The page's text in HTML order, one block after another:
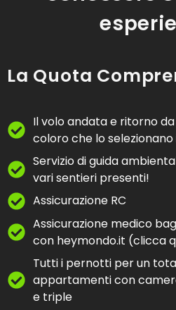
La Quota
Il volo andata e ritorno
coloro che lo selezionano
Servizio di guida
vari sentieri presenti!
Assicurazione RC
Assicurazione medico
con heymondo.it (clicca
Tutti i pernotti per un
appartamenti con
e triple